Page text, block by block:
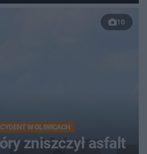
z kamer
10
W GLIWICACH
zniszczył asfalt